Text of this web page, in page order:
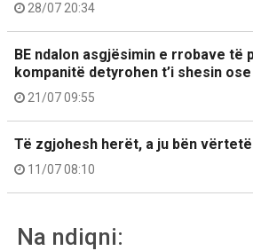
28/07 20:34
BE ndalon asgjësimin e rrobave të
kompanitë detyrohen t’i shesin ose
21/07 09:55
Të zgjohesh herët, a ju bën
11/07 08:10
Na ndiqni: